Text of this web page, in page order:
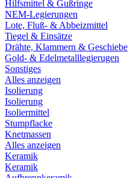
Hilfsmittel & Gußringe
NEM-Legierungen
Lote, Fluß- & Abbeizmittel
Tiegel & Einsätze
Drähte, Klammern & Geschiebe
Gold- & Edelmetalllegierugen
Sonstiges
Alles anzeigen
Isolierung
Isolierung
Isoliermittel
Stumpflacke
Knetmassen
Alles anzeigen
Keramik
Keramik